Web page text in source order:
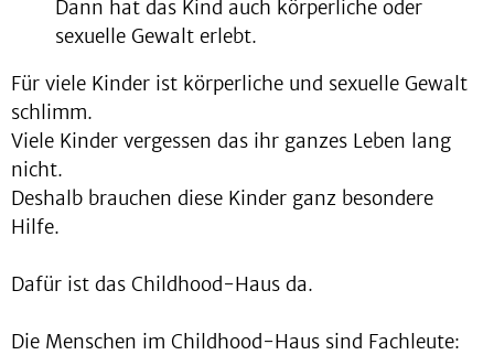
Dann hat das Kind auch körperliche oder
sexuelle Gewalt erlebt.
Für viele Kinder ist körperliche und sexuelle Gewalt
schlimm.
Viele Kinder vergessen das ihr ganzes Leben lang
nicht.
Deshalb brauchen diese Kinder ganz besondere
Hilfe.
Dafür ist das Childhood-Haus da.
Die Menschen im Childhood-Haus sind Fachleute: